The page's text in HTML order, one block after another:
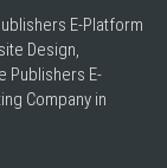
E-Platform
Design,
Publishers E-
Company in